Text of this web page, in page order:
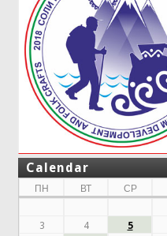
Calendar
ПН ВТ СР
3
4 5